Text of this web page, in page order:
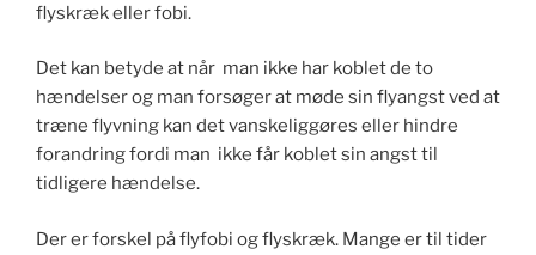
flyskræk eller fobi.
Det kan betyde at når man ikke har koblet de to
hændelser og man forsøger at møde sin flyangst ved at
træne flyvning kan det vanskeliggøres eller hindre
forandring fordi man ikke får koblet sin angst til
tidligere hændelse.
Der er forskel på flyfobi og flyskræk. Mange er til tider